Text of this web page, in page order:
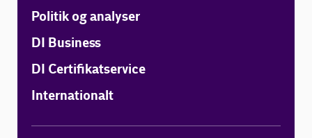
Politik og analyser
DI Business
DI Certifikatservice
Internationalt